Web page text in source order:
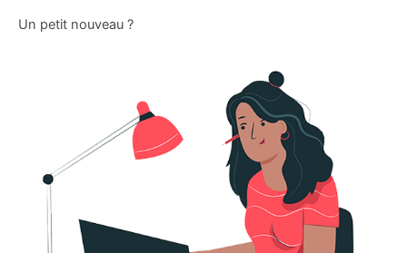
Un petit nouveau ?